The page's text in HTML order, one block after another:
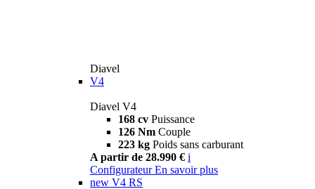
Diavel
V4
Diavel V4
168 cv Puissance
126 Nm Couple
223 kg Poids sans carburant
A partir de 28.990 € i
Configurateur En savoir plus
new V4 RS